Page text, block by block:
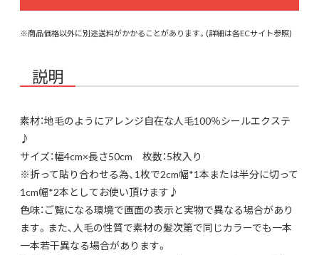
※商品価格以外に別途送料がかかることがあります。(詳細は各ECサイト参照)
説明
素材：地毛のようにアレンジ自在な人毛100％シールエクステ
♪
サイズ：幅4cm×長さ50cm 枚数：5枚入り
※折って貼り合わせる為、1枚で2cm幅*1本または半分に切って
1cm幅*2本としてお使い頂けます♪
色味：ご覧になる環境で画面の表示と実物で異なる場合があり
ます。また、人毛の性質で素材の髪次第で同じカラーでも一本
一本若干異なる場合があります。